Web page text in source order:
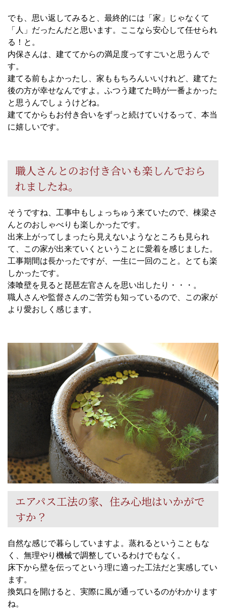
でも、思い返してみると、最終的には「家」じゃなくて
「人」だったんだと思います。ここなら安心して任せられ
る！と。
内保さんは、建ててからの満足度ってすごいと思うんで
す。
建てる前もよかったし、家ももちろんいいけれど、建てた
後の方が幸せなんですよ。ふつう建てた時が一番よかった
と思うんでしょうけどね。
建ててからもお付き合いをずっと続けていけるって、本当
に嬉しいです。
職人さんとのお付き合いも楽しんでおら
れましたね。
そうですね、工事中もしょっちゅう来ていたので、棟梁さ
んとのおしゃべりも楽しかったです。
出来上がってしまったら見えないようなところも見られ
て、この家が出来ていくということに愛着を感じました。
工事期間は長かったですが、一生に一回のこと。とても楽
しかったです。
漆喰壁を見ると琵琶左官さんを思い出したり・・・。
職人さんや監督さんのご苦労も知っているので、この家が
より愛おしく感じます。
エアパス工法の家、住み心地はいかがで
すか？
自然な感じで暮らしていますよ。蒸れるということもな
く、無理やり機械で調整しているわけでもなく。
床下から壁を伝ってという理に適った工法だと実感してい
ます。
換気口を開けると、実際に風が通っているのがわかります
ね。